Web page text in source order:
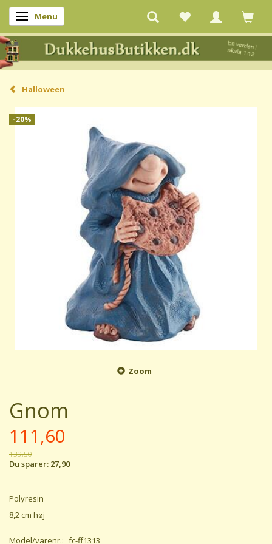
Skifte navigation
Menu
Halloween
-20%
Zoom
Gnom
111,60
139,50
Du sparer: 27,90
Polyresin
8,2 cm høj
Model/varenr.: fc-ff1313